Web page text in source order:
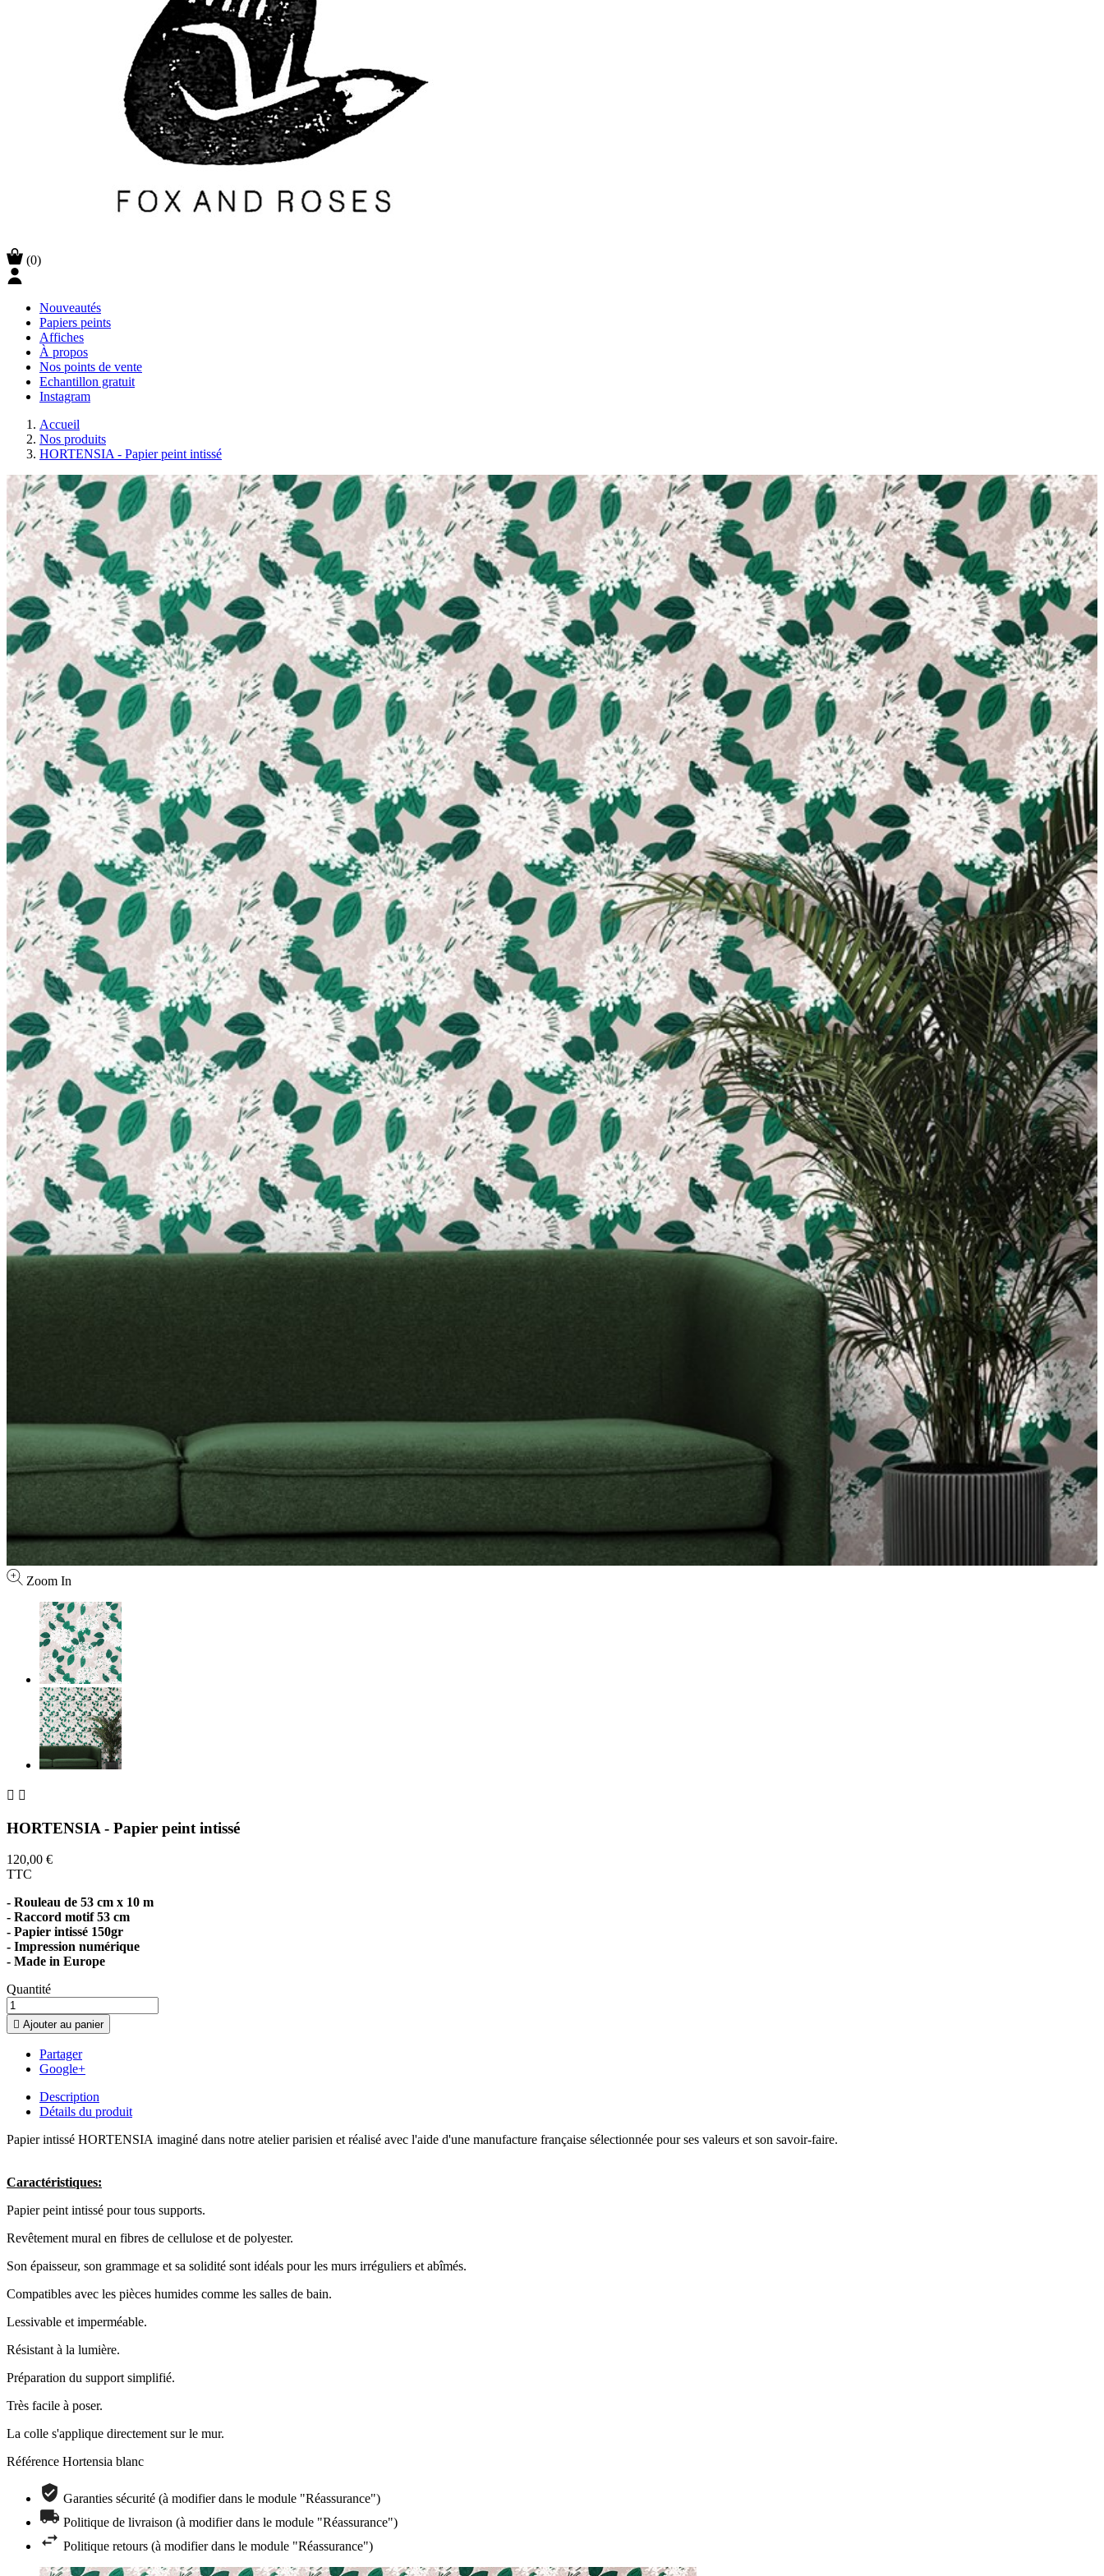
(0)
Nouveautés
Papiers peints
Affiches
À propos
Nos points de vente
Echantillon gratuit
Instagram
Accueil
Nos produits
HORTENSIA - Papier peint intissé
Zoom In
 
HORTENSIA - Papier peint intissé
120,00 €
TTC
- Rouleau de 53 cm x 10 m
- Raccord motif 53 cm
- Papier intissé 150gr
- Impression numérique
- Made in Europe
Quantité
 Ajouter au panier
Partager
Google+
Description
Détails du produit
Papier intissé HORTENSIA imaginé dans notre atelier parisien et réalisé avec l'aide d'une manufacture française sélectionnée pour ses valeurs et son savoir-faire.
Caractéristiques:
Papier peint intissé pour tous supports.
Revêtement mural en fibres de cellulose et de polyester.
Son épaisseur, son grammage et sa solidité sont idéals pour les murs irréguliers et abîmés.
Compatibles avec les pièces humides comme les salles de bain.
Lessivable et imperméable.
Résistant à la lumière.
Préparation du support simplifié.
Très facile à poser.
La colle s'applique directement sur le mur.
Référence Hortensia blanc
Garanties sécurité (à modifier dans le module "Réassurance")
Politique de livraison (à modifier dans le module "Réassurance")
Politique retours (à modifier dans le module "Réassurance")